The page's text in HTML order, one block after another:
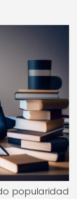
popularidad